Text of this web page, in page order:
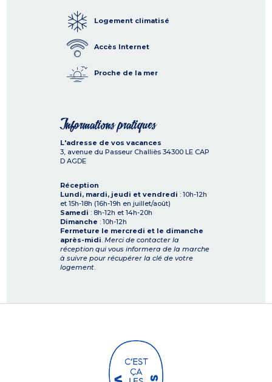
Logement climatisé
Accès Internet
Proche de la mer
Informations pratiques
L'adresse de vos vacances
3, avenue du Passeur Challiès 34300 LE CAP
D AGDE
Réception
Lundi, mardi, jeudi et vendredi : 10h-12h
et 15h-18h (16h-19h en juillet/août)
Samedi : 8h-12h et 14h-20h
Dimanche : 10h-12h
Fermeture le mercredi et le dimanche
après-midi. Merci de contacter la
réception qui vous informera de la marche
à suivre pour récupérer la clé de votre
logement.